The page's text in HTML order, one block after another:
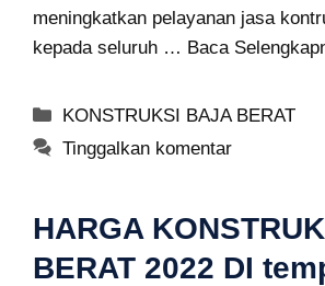
meningkatkan pelayanan jasa
kepada seluruh … Baca
Kategori
KONSTRUKSI BAJA BERAT
Tinggalkan komentar
HARGA
BERAT 2022 DI